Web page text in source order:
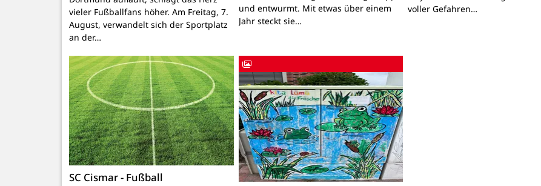
vieler Fußballfans höher. Am Freitag, 7.
August, verwandelt sich der Sportplatz
an der…
und entwurmt. Mit etwas über einem
Jahr steckt sie…
voller Gefahren…
SC Cismar - Fußball